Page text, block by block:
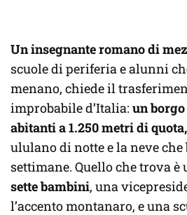
Un insegnante romano di
scuole di periferia e alunni
menano, chiede il
improbabile d’Italia: un
abitanti a 1.250 metri di quota,
ululano di notte e la neve che
settimane. Quello che trova
sette bambini, una
l’accento montanaro, e una